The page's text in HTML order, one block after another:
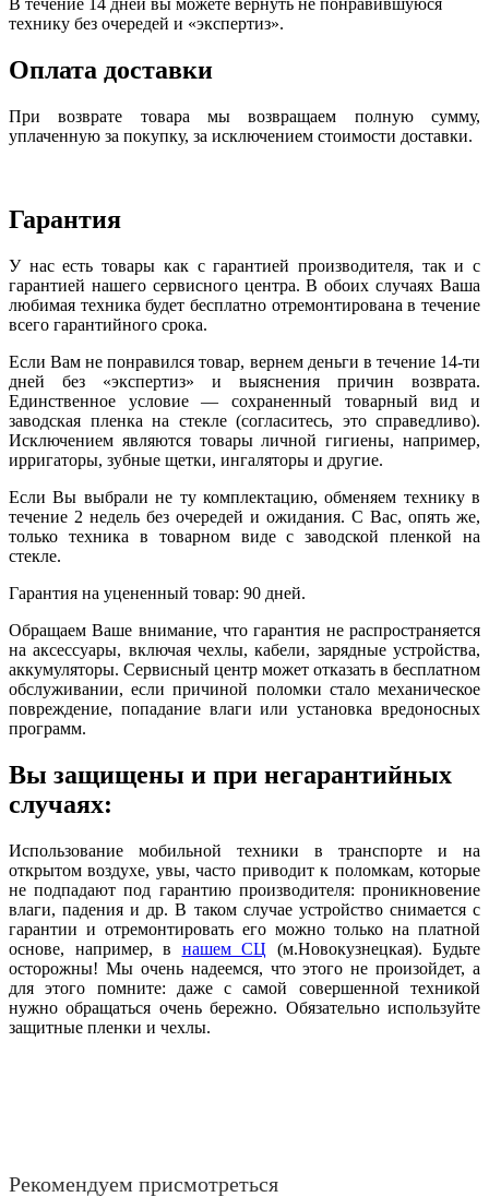
В течение 14 дней вы можете вернуть не понравившуюся
технику без очередей и «экспертиз».
Оплата доставки
При возврате товара мы возвращаем полную сумму,
уплаченную за покупку, за исключением стоимости доставки.
Гарантия
У нас есть товары как с гарантией производителя, так и с
гарантией нашего сервисного центра. В обоих случаях Ваша
любимая техника будет бесплатно отремонтирована в течение
всего гарантийного срока.
Если Вам не понравился товар, вернем деньги в течение 14-ти
дней без «экспертиз» и выяснения причин возврата.
Единственное условие — сохраненный товарный вид и
заводская пленка на стекле (согласитесь, это справедливо).
Исключением являются товары личной гигиены, например,
ирригаторы, зубные щетки, ингаляторы и другие.
Если Вы выбрали не ту комплектацию, обменяем технику в
течение 2 недель без очередей и ожидания. С Вас, опять же,
только техника в товарном виде с заводской пленкой на
стекле.
Гарантия на уцененный товар: 90 дней.
Обращаем Ваше внимание, что гарантия не распространяется
на аксессуары, включая чехлы, кабели, зарядные устройства,
аккумуляторы. Сервисный центр может отказать в бесплатном
обслуживании, если причиной поломки стало механическое
повреждение, попадание влаги или установка вредоносных
программ.
Вы защищены и при негарантийных
случаях:
Использование мобильной техники в транспорте и на
открытом воздухе, увы, часто приводит к поломкам, которые
не подпадают под гарантию производителя: проникновение
влаги, падения и др. В таком случае устройство снимается с
гарантии и отремонтировать его можно только на платной
основе, например, в нашем СЦ (м.Новокузнецкая). Будьте
осторожны! Мы очень надеемся, что этого не произойдет, а
для этого помните: даже с самой совершенной техникой
нужно обращаться очень бережно. Обязательно используйте
защитные пленки и чехлы.
Рекомендуем присмотреться